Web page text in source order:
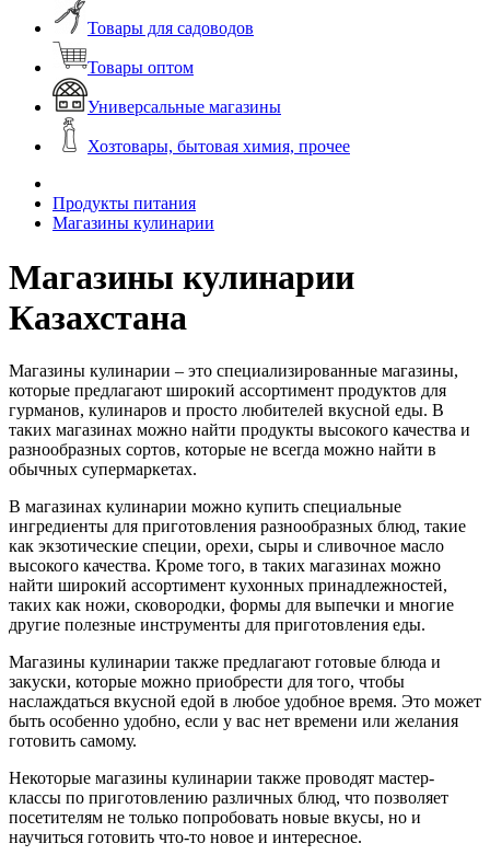
Товары для садоводов
Товары оптом
Универсальные магазины
Хозтовары, бытовая химия, прочее
Продукты питания
Магазины кулинарии
Магазины кулинарии
Казахстана
Магазины кулинарии – это специализированные магазины,
которые предлагают широкий ассортимент продуктов для
гурманов, кулинаров и просто любителей вкусной еды. В
таких магазинах можно найти продукты высокого качества и
разнообразных сортов, которые не всегда можно найти в
обычных супермаркетах.
В магазинах кулинарии можно купить специальные
ингредиенты для приготовления разнообразных блюд, такие
как экзотические специи, орехи, сыры и сливочное масло
высокого качества. Кроме того, в таких магазинах можно
найти широкий ассортимент кухонных принадлежностей,
таких как ножи, сковородки, формы для выпечки и многие
другие полезные инструменты для приготовления еды.
Магазины кулинарии также предлагают готовые блюда и
закуски, которые можно приобрести для того, чтобы
наслаждаться вкусной едой в любое удобное время. Это может
быть особенно удобно, если у вас нет времени или желания
готовить самому.
Некоторые магазины кулинарии также проводят мастер-
классы по приготовлению различных блюд, что позволяет
посетителям не только попробовать новые вкусы, но и
научиться готовить что-то новое и интересное.